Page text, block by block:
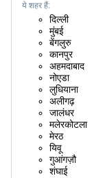
ये शहर हैं:
दिल्ली
मुंबई
बेंगलुरु
कानपुर
अहमदाबाद
नोएडा
लुधियाना
अलीगढ़
जालंधर
मलेरकोटला
मेरठ
यिवू
गुआंगज़ौ
शंघाई